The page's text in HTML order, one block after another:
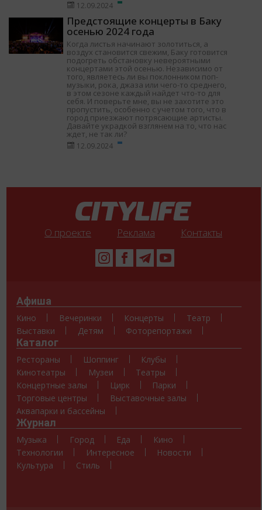
12.09.2024
Предстоящие концерты в Баку
осенью 2024 года
Когда листья начинают золотиться, а
воздух становится свежим, Баку готовится
подогреть обстановку невероятными
концертами этой осенью. Независимо от
того, являетесь ли вы поклонником поп-
музыки, рока, джаза или чего-то среднего,
в этом сезоне каждый найдет что-то для
себя. И поверьте мне, вы не захотите это
пропустить, особенно с учетом того, что в
город приезжают потрясающие артисты.
Давайте украдкой взглянем на то, что нас
ждет, не так ли?
12.09.2024
О проекте Реклама Контакты
Афиша
Кино Вечеринки Концерты
Театр
Выставки
Детям Фоторепортажи
Каталог
Рестораны Шоппинг
Клубы
Кинотеатры
Музеи
Театры
Концертные залы
Цирк
Парки
Торговые центры
Выставочные залы
Аквапарки и бассейны
Журнал
Музыка Город Еда
Кино
Технологии
Интересное
Новости
Культура
Стиль